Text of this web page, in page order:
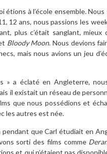
étions à l’école ensemble.
12 ans, nous passions les
plus c’était sanglant,
Bloody Moon. Nous devions
mais nous avions un jeu
» a éclaté en Angleterre,
il existait un réseau de
que nous possédions et
les autres est née.
que Carl étudiait en
sorti des films comme